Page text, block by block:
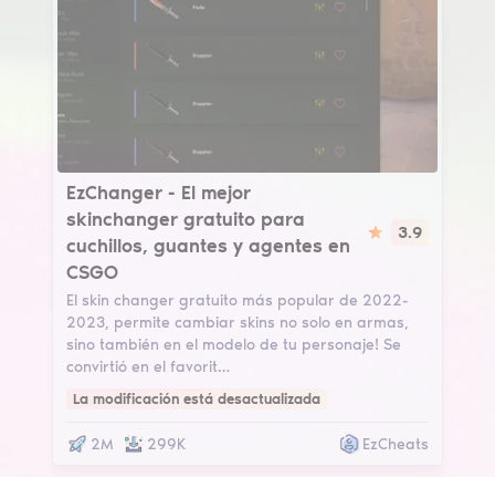
EzChanger
EzChanger - El mejor
skinchanger gratuito para
cuchillos, guantes y agentes en
CSGO
3.9
El skin changer gratuito más popular de 2022-
2023, permite cambiar skins no solo en armas,
sino también en el modelo de tu personaje! Se
convirtió en el favorit…
La modificación está desactualizada
2M 299K EzCheats